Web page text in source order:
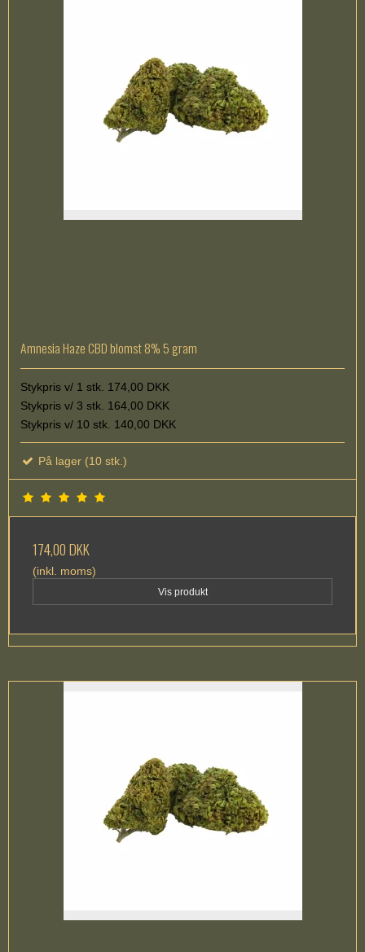
Amnesia Haze CBD blomst 8% 5 gram
Stykpris v/ 1 stk. 174,00 DKK
Stykpris v/ 3 stk. 164,00 DKK
Stykpris v/ 10 stk. 140,00 DKK
På lager (10 stk.)
174,00 DKK
(inkl. moms)
Vis produkt